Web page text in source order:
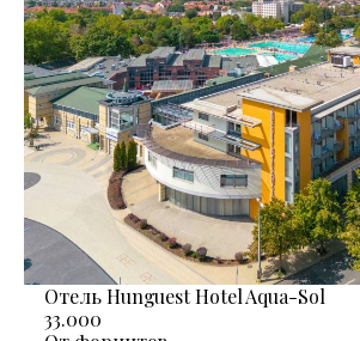
Отель Hunguest Hotel Aqua-Sol
33.000